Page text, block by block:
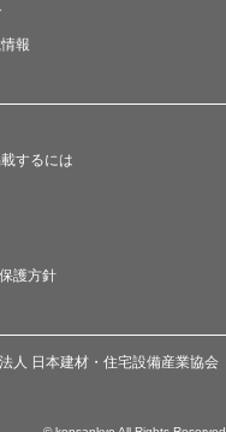
報
するには
護方針
人 日本建材・住宅設備産業協会